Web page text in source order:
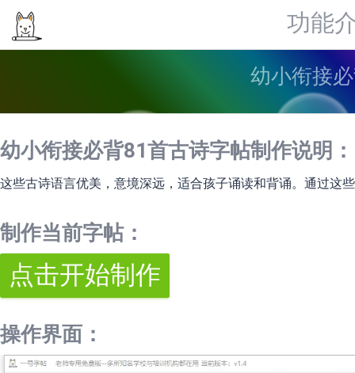
功能
幼小衔接
幼小衔接必背81首古诗字帖制作说明：
这些古诗语言优美，意境深远，适合孩子诵读和背诵。通过这
制作当前字帖：
操作界面：